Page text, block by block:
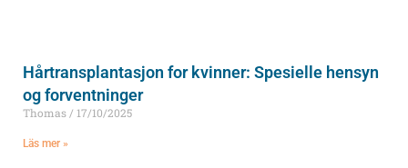
Hårtransplantasjon for kvinner: Spesielle hensyn
og forventninger
Thomas 17/10/2025
Läs mer »